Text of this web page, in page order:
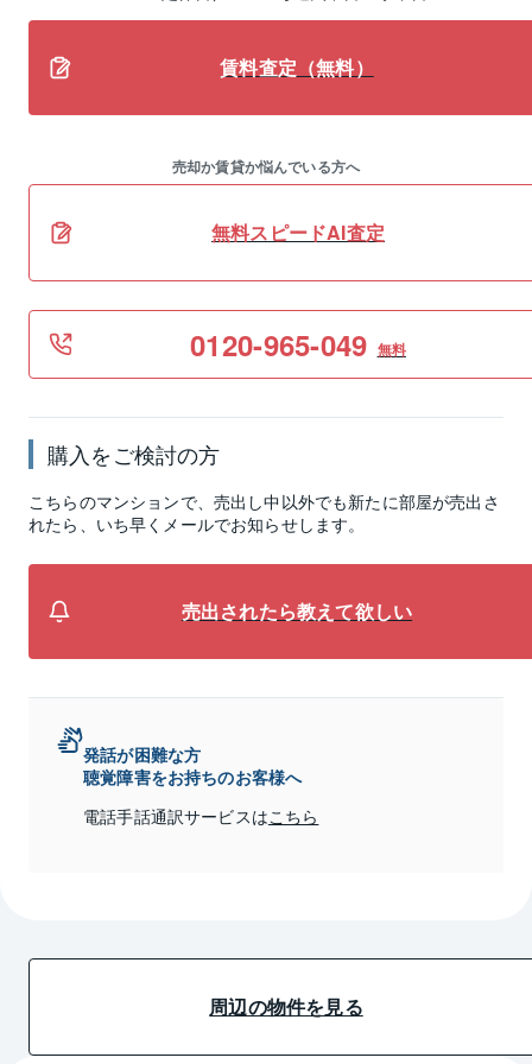
賃料査定（無料）
売却か賃貸か悩んでいる方へ
無料スピードAI査定
0120-965-049 無料
購入をご検討の方
こちらのマンションで、売出し中以外でも新たに部屋が売出さ
れたら、いち早くメールでお知らせします。
売出されたら教えて欲しい
発話が困難な方
聴覚障害をお持ちのお客様へ
電話手話通訳サービスはこちら
周辺の物件を見る